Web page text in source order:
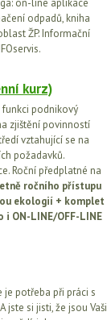
on-line aplikace
odpadů, kniha
ŽP. Informační
kurz)
funkci podnikový
zjištění povinností
vztahující se na
požadavků.
Roční předplatné na
ročního přístupu
ekologií + komplet
i ON-LINE/OFF-LINE
je potřeba při práci s
jste si jisti, že jsou Vaši